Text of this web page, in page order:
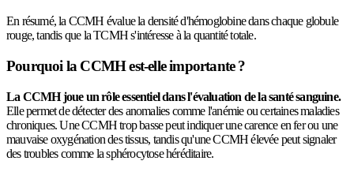
En résumé, la CCMH évalue la densité d'hémoglobine dans chaque globule
rouge, tandis que la TCMH s'intéresse à la quantité totale.
Pourquoi la CCMH est-elle importante ?
La CCMH joue un rôle essentiel dans l'évaluation de la santé sanguine.
Elle permet de détecter des anomalies comme l'anémie ou certaines maladies
chroniques. Une CCMH trop basse peut indiquer une carence en fer ou une
mauvaise oxygénation des tissus, tandis qu'une CCMH élevée peut signaler
des troubles comme la sphérocytose héréditaire.